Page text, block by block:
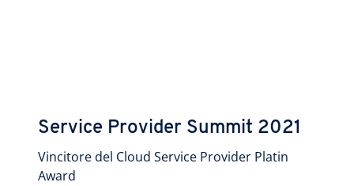
Service Provider Summit 2021
Vincitore del Cloud Service Provider Platin
Award